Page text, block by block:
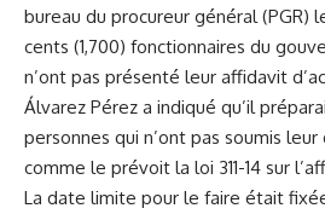
bureau du procureur général (PGR)
cents (1,700) fonctionnaires du
n’ont pas présenté leur affidavit
Álvarez Pérez a indiqué qu’il
personnes qui n’ont pas soumis
comme le prévoit la loi 311-14 sur
La date limite pour le faire était